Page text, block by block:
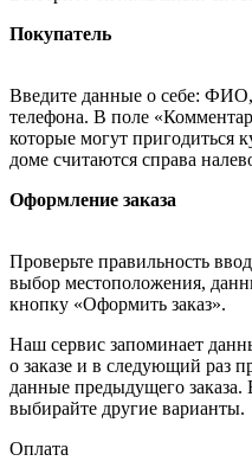
Покупатель
Введите данные о себе: ФИО,
телефона. В поле
которые могут пригодиться
доме считаются справа
Оформление заказа
Проверьте правильность
выбор местоположения,
кнопку «Оформить заказ».
Наш сервис запоминает
о заказе и в следующий раз
данные предыдущего заказа.
выбирайте другие варианты.
Оплата